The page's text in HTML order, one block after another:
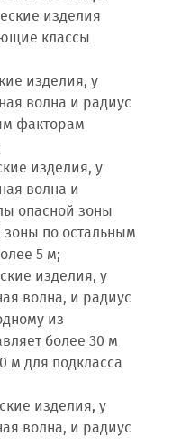
изделия
классы
изделия, у
волна и радиус
факторам
изделия, у
волна и
опасной зоны
по остальным
5 м;
изделия, у
волна, и радиус
из
более 30 м
м для подкласса
изделия, у
волна, и радиус